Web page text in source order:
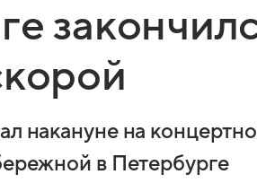
накануне на
в Петербурге